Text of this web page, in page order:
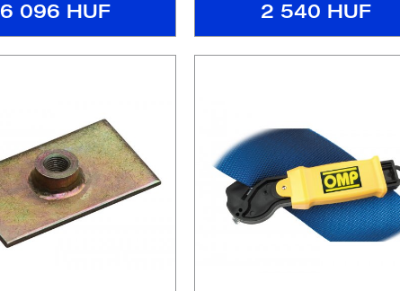
6 096 HUF 2 540 HUF